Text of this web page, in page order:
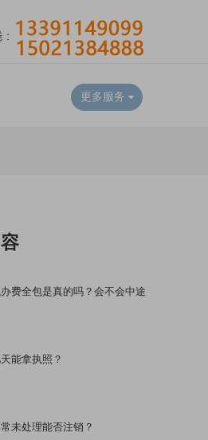
更多服务
费全包是真的吗？会不会中途
能拿执照？
未处理能否注销？